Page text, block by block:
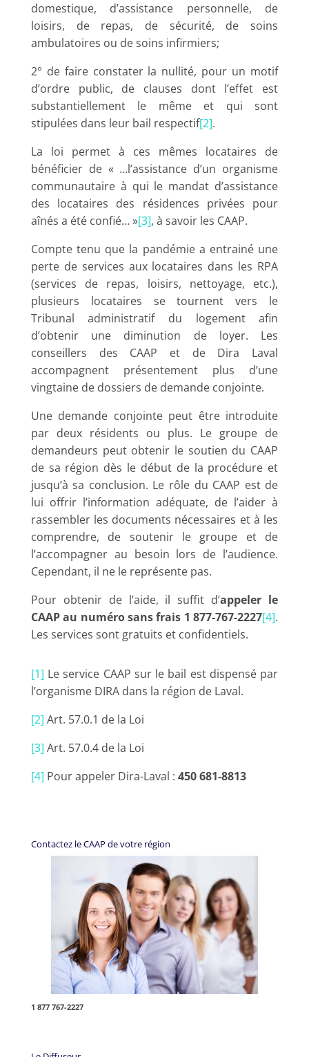
domestique, d’assistance personnelle, de
loisirs, de repas, de sécurité, de soins
ambulatoires ou de soins infirmiers;
2° de faire constater la nullité, pour un motif
d’ordre public, de clauses dont l’effet est
substantiellement le même et qui sont
stipulées dans leur bail respectif[2].
La loi permet à ces mêmes locataires de
bénéficier de « …l’assistance d’un organisme
communautaire à qui le mandat d’assistance
des locataires des résidences privées pour
aînés a été confié… »[3], à savoir les CAAP.
Compte tenu que la pandémie a entrainé une
perte de services aux locataires dans les RPA
(services de repas, loisirs, nettoyage, etc.),
plusieurs locataires se tournent vers le
Tribunal administratif du logement afin
d’obtenir une diminution de loyer. Les
conseillers des CAAP et de Dira Laval
accompagnent présentement plus d’une
vingtaine de dossiers de demande conjointe.
Une demande conjointe peut être introduite
par deux résidents ou plus. Le groupe de
demandeurs peut obtenir le soutien du CAAP
de sa région dès le début de la procédure et
jusqu’à sa conclusion. Le rôle du CAAP est de
lui offrir l’information adéquate, de l’aider à
rassembler les documents nécessaires et à les
comprendre, de soutenir le groupe et de
l’accompagner au besoin lors de l’audience.
Cependant, il ne le représente pas.
Pour obtenir de l’aide, il suffit d’appeler le
CAAP au numéro sans frais 1 877-767-2227[4].
Les services sont gratuits et confidentiels.
[1] Le service CAAP sur le bail est dispensé par
l’organisme DIRA dans la région de Laval.
[2] Art. 57.0.1 de la Loi
[3] Art. 57.0.4 de la Loi
[4] Pour appeler Dira-Laval : 450 681-8813
Contactez le CAAP de votre région
1 877 767-2227